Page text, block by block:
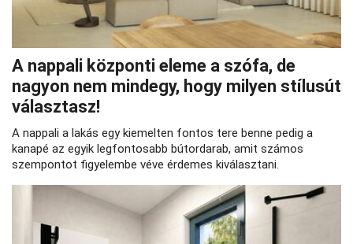
A nappali központi eleme a szófa, de
nagyon nem mindegy, hogy milyen stílusút
választasz!
A nappali a lakás egy kiemelten fontos tere benne pedig a
kanapé az egyik legfontosabb bútordarab, amit számos
szempontot figyelembe véve érdemes kiválasztani.